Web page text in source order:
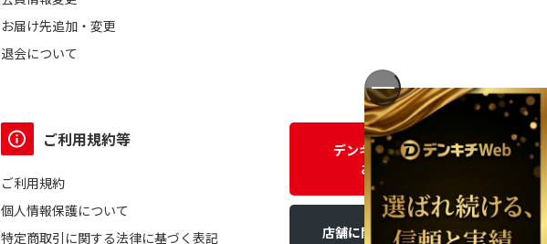
お届け先追加・変更
退会について
ご利用規約等
ご利用規約
個人情報保護について
特定商取引に関する法律に基づく表記
デンキチWEBに関する
お問い合わせ
店舗に関するお問い合わせ